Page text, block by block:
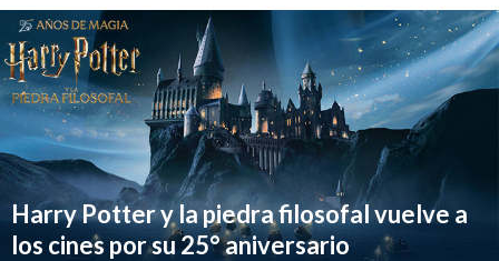
Harry Potter y la piedra filosofal vuelve a
los cines por su 25° aniversario